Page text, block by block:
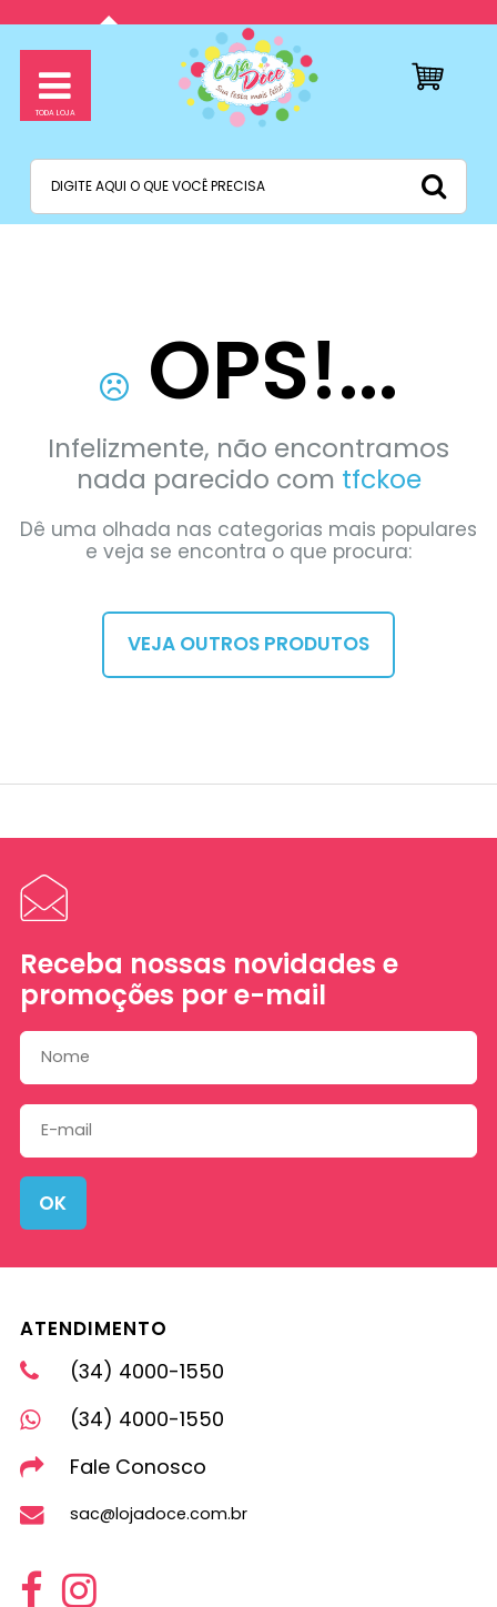
OPS!...
Infelizmente, não encontramos
nada parecido com tfckoe
Dê uma olhada nas categorias mais populares
e veja se encontra o que procura:
VEJA OUTROS PRODUTOS
Receba nossas novidades e
promoções por e-mail
OK
ATENDIMENTO
(34) 4000-1550
(34) 4000-1550
Fale Conosco
sac@lojadoce.com.br